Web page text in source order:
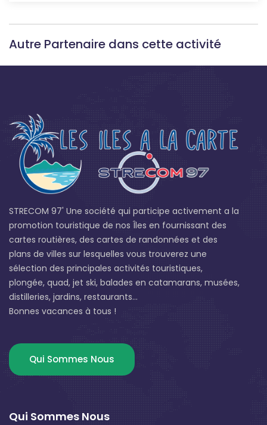
Autre Partenaire dans cette activité
STRECOM 97' Une société qui participe activement a la
promotion touristique de nos Îles en fournissant des
cartes routières, des cartes de randonnées et des
plans de villes sur lesquelles vous trouverez une
sélection des principales activités touristiques,
plongée, quad, jet ski, balades en catamarans, musées,
distilleries, jardins, restaurants...
Bonnes vacances à tous !
Qui Sommes Nous
Qui Sommes Nous